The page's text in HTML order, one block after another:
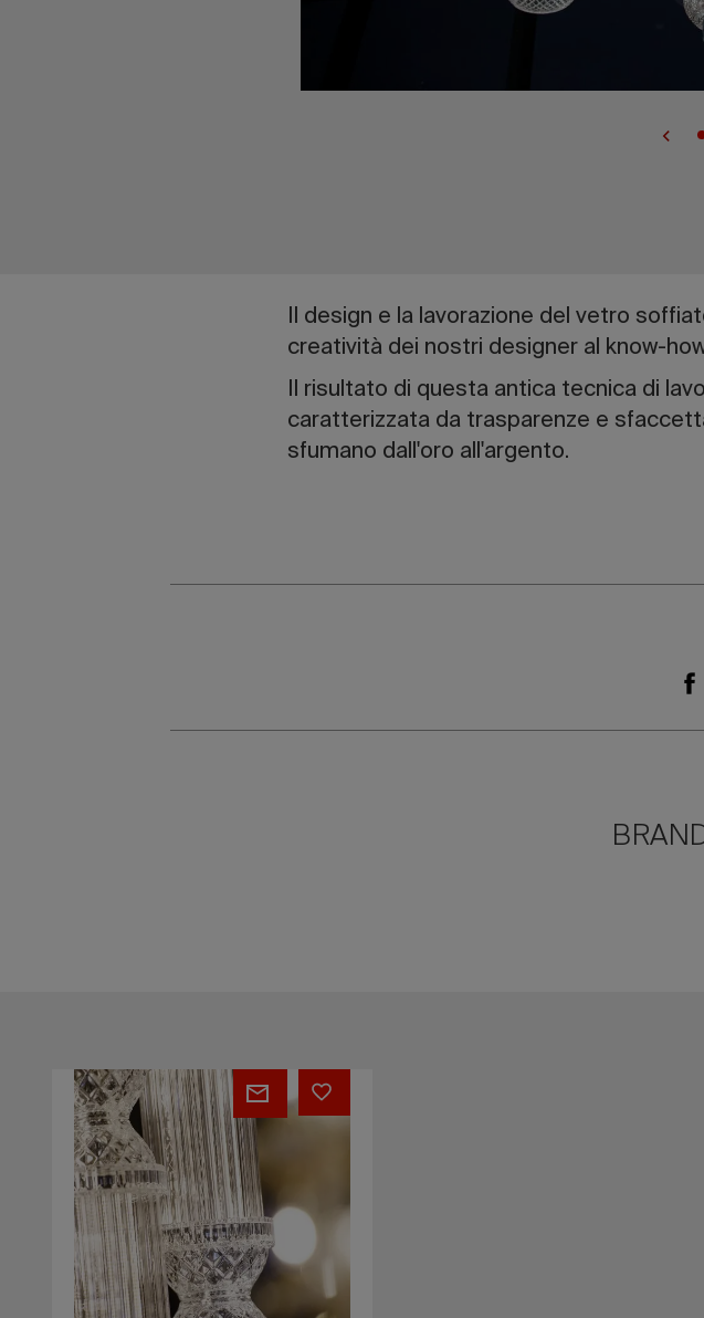
Il design e la lavorazione del vetro
creatività dei nostri designer al know-
Il risultato di questa antica tecnica di
caratterizzata da trasparenze e
sfumano dall'oro all'argento.
Crystal
Luminous
walls